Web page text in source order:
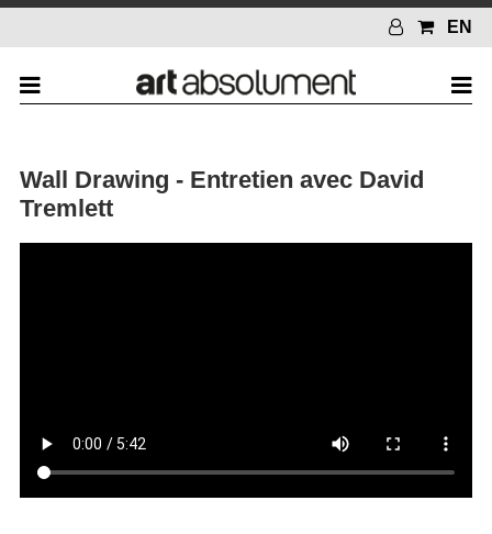
EN
Wall Drawing - Entretien avec David
Tremlett